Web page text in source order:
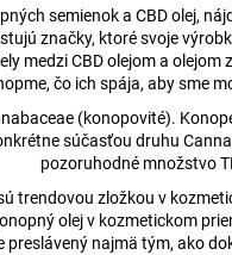
semienok a CBD olej,
značky, ktoré svoje
medzi CBD olejom a olejom
čo ich spája, aby sme
(konopovité).
súčasťou druhu
pozoruhodné množstvo
trendovou zložkou v
olej v kozmetickom
preslávený najmä tým, ako
€15,37
Pôvodne: €16,24